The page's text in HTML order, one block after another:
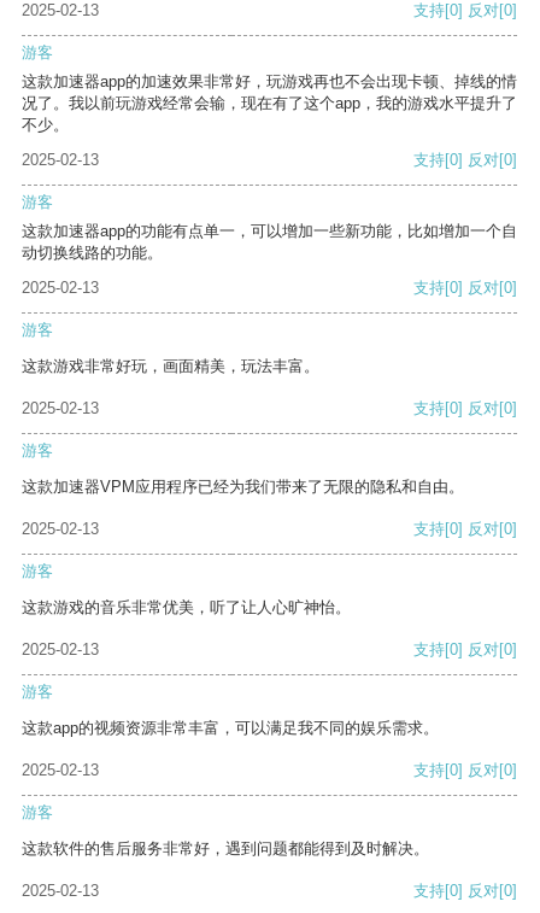
2025-02-13
支持[0] 反对[0]
游客
这款加速器app的加速效果非常好，玩游戏再也不会出现卡顿、掉线的情
况了。我以前玩游戏经常会输，现在有了这个app，我的游戏水平提升了
不少。
2025-02-13
支持[0] 反对[0]
游客
这款加速器app的功能有点单一，可以增加一些新功能，比如增加一个自
动切换线路的功能。
2025-02-13
支持[0] 反对[0]
游客
这款游戏非常好玩，画面精美，玩法丰富。
2025-02-13 支持[0] 反对[0]
游客
这款加速器VPM应用程序已经为我们带来了无限的隐私和自由。
2025-02-13 支持[0] 反对[0]
游客
这款游戏的音乐非常优美，听了让人心旷神怡。
2025-02-13 支持[0] 反对[0]
游客
这款app的视频资源非常丰富，可以满足我不同的娱乐需求。
2025-02-13 支持[0] 反对[0]
游客
这款软件的售后服务非常好，遇到问题都能得到及时解决。
2025-02-13 支持[0] 反对[0]